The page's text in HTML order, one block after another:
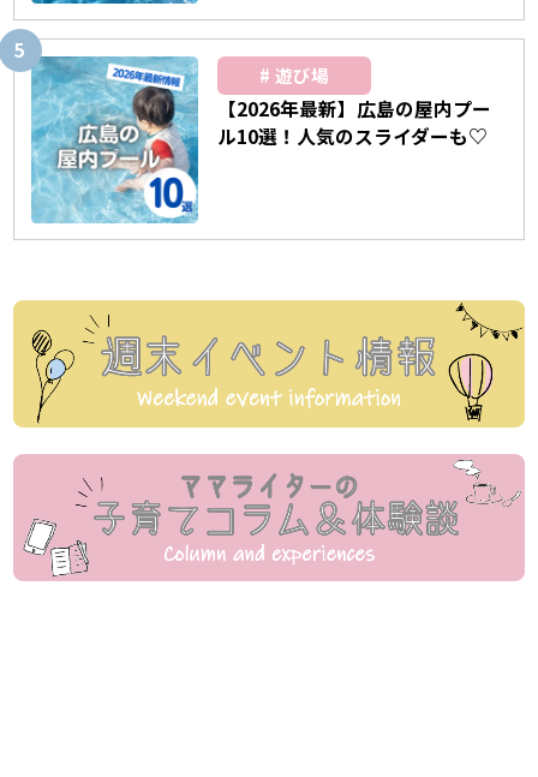
遊び場
【2026年最新】広島の屋内プー
ル10選！人気のスライダーも♡